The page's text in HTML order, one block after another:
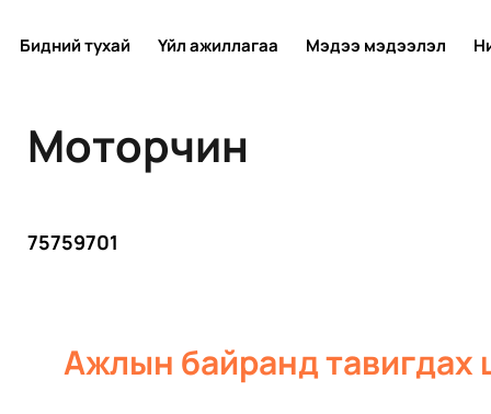
Бидний тухай Үйл ажиллагаа Мэдээ мэдээлэл
Моторчин
75759701
Ажлын байранд тавигдах